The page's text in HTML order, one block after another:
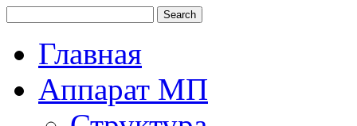
Главная
Аппарат МП